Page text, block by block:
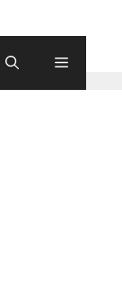
Menü